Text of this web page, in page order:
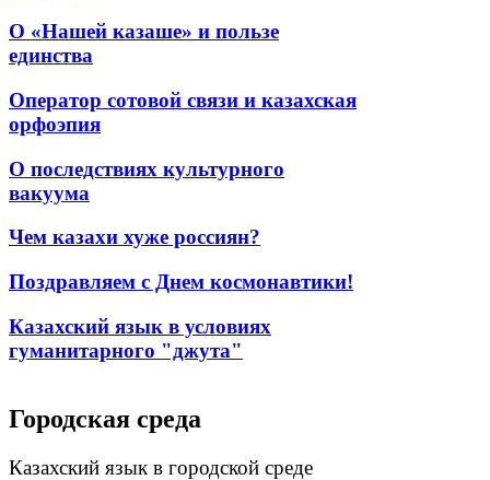
О «Нашей казаше» и пользе
единства
Оператор сотовой связи и казахская
орфоэпия
О последствиях культурного
вакуума
Чем казахи хуже россиян?
Поздравляем с Днем космонавтики!
Казахский язык в условиях
гуманитарного "джута"
Городская среда
Казахский язык в городской среде